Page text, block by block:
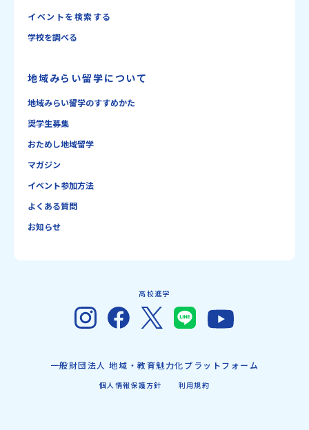
イベントを検索する
学校を調べる
地域みらい留学について
地域みらい留学のすすめかた
奨学生募集
おためし地域留学
マガジン
イベント参加方法
よくある質問
お知らせ
高校進学
一般財団法人 地域・教育魅力化プラットフォーム
個人情報保護方針 利用規約